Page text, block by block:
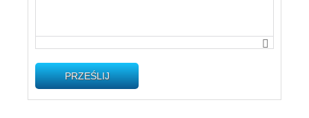
PRZEŚLIJ